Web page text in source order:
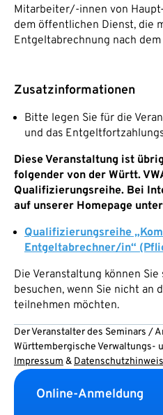
Mitarbeiter/-innen von
dem öffentlichen Dienst, die
Entgeltabrechnung nach
Zusatzinformationen
Bitte legen Sie für die
und das
Diese Veranstaltung ist
folgender von der Württ.
Qualifizierungsreihe. Bei
auf unserer Homepage
Qualifizierungsreihe
Entgeltabrechner/in“
Die Veranstaltung können
besuchen, wenn Sie nicht an
teilnehmen möchten.
Der Veranstalter des Seminars /
Württembergische Verwaltungs-
Impressum &
Online-Anmeldung